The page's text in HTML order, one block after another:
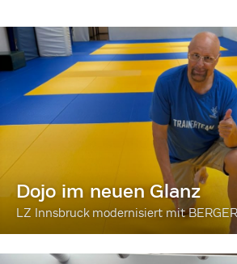
Dojo im neuen Glanz
LZ Innsbruck modernisiert mit